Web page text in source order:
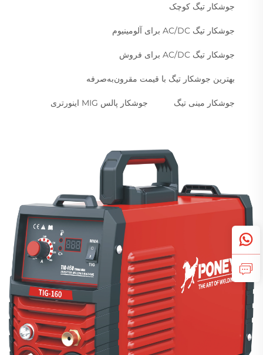
جوشکار تیگ کوچک
جوشکار تیگ AC/DC برای آلومینیوم
جوشکار تیگ AC/DC برای فروش
بهترین جوشکار تیگ با قیمت مقرون‌به‌صرفه
جوشکار مینی تیگ جوشکار پالس MIG اینورتری